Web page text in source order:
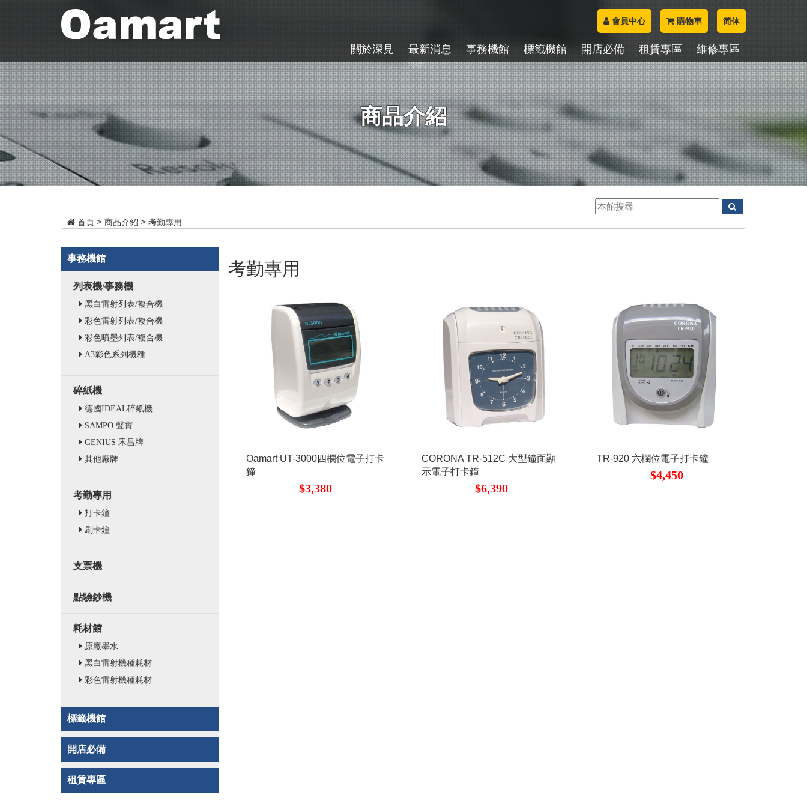
會員中心 購物車 简体
關於深見 最新消息 事務機館 標籤機館 開店必備 租賃專區 維修專區
商品介紹
首頁 商品介紹 考勤專用
事務機館
列表機/事務機
黑白雷射列表/複合機
彩色雷射列表/複合機
彩色噴墨列表/複合機
A3彩色系列機種
碎紙機
德國IDEAL碎紙機
SAMPO 聲寶
GENIUS 禾昌牌
其他廠牌
考勤專用
打卡鐘
刷卡鐘
支票機
點驗鈔機
耗材館
原廠墨水
黑白雷射機種耗材
彩色雷射機種耗材
標籤機館
開店必備
租賃專區
考勤專用
Oamart UT-3000四欄位電子打卡
鐘
$3,380
CORONA TR-512C 大型鐘面顯
示電子打卡鐘
$6,390
TR-920 六欄位電子打卡鐘
$4,450